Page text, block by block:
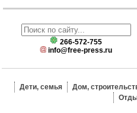
266-572-755
info@free-press.ru
Дети, семья Дом,